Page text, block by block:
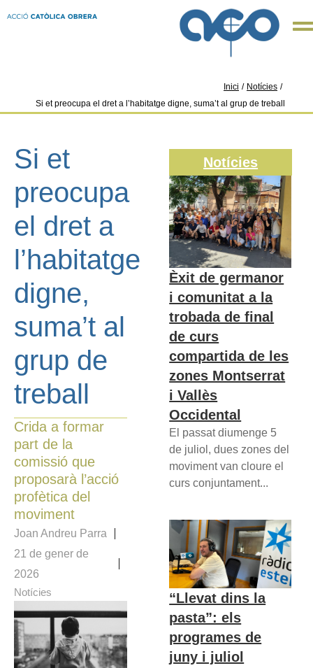
Inici / Notícies /
Si et preocupa el dret a l’habitatge digne, suma’t al grup de treball
Si et
preocupa
el dret a
l’habitatge
digne,
suma’t al
grup de
treball
Crida a formar
part de la
comissió que
proposarà l’acció
profètica del
moviment
Joan Andreu Parra
21 de gener de
2026
Notícies
Notícies
Èxit de germanor
i comunitat a la
trobada de final
de curs
compartida de les
zones Montserrat
i Vallès
Occidental
El passat diumenge 5
de juliol, dues zones del
moviment van cloure el
curs conjuntament...
“Llevat dins la
pasta”: els
programes de
juny i juliol